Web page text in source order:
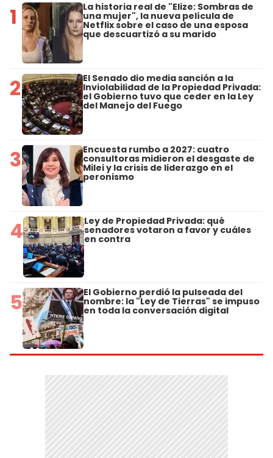
1 La historia real de "Elize: Sombras de
una mujer", la nueva película de
Netflix sobre el caso de una esposa
que descuartizó a su marido
2 El Senado dio media sanción a la
Inviolabilidad de la Propiedad Privada:
el Gobierno tuvo que ceder en la Ley
del Manejo del Fuego
3 Encuesta rumbo a 2027: cuatro
consultoras midieron el desgaste de
Milei y la crisis de liderazgo en el
peronismo
4 Ley de Propiedad Privada: qué
senadores votaron a favor y cuáles
en contra
5 El Gobierno perdió la pulseada del
nombre: la "Ley de Tierras" se impuso
en toda la conversación digital